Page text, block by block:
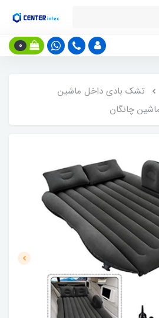
0
تشک بادی داخل ماشین
چانگان